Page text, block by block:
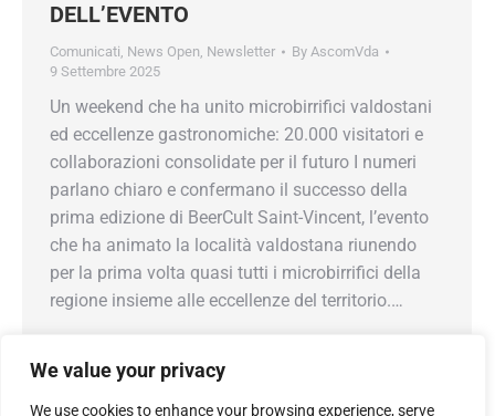
We value your privacy
We use cookies to enhance your browsing experience, serve
DELL’EVENTO
Comunicati, News Open, Newsletter By AscomVda
9 Settembre 2025
Un weekend che ha unito microbirrifici valdostani
ed eccellenze gastronomiche: 20.000 visitatori e
collaborazioni consolidate per il futuro I numeri
parlano chiaro e confermano il successo della
prima edizione di BeerCult Saint-Vincent, l’evento
che ha animato la località valdostana riunendo
per la prima volta quasi tutti i microbirrifici della
regione insieme alle eccellenze del territorio.…